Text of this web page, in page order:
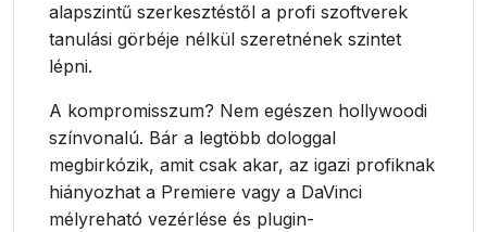
alapszintű szerkesztéstől a profi szoftverek
tanulási görbéje nélkül szeretnének szintet
lépni.
A kompromisszum? Nem egészen hollywoodi
színvonalú. Bár a legtöbb dologgal
megbirkózik, amit csak akar, az igazi profiknak
hiányozhat a Premiere vagy a DaVinci
mélyreható vezérlése és plugin-